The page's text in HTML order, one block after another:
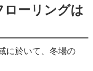
ーリングは
に於いて、冬場の